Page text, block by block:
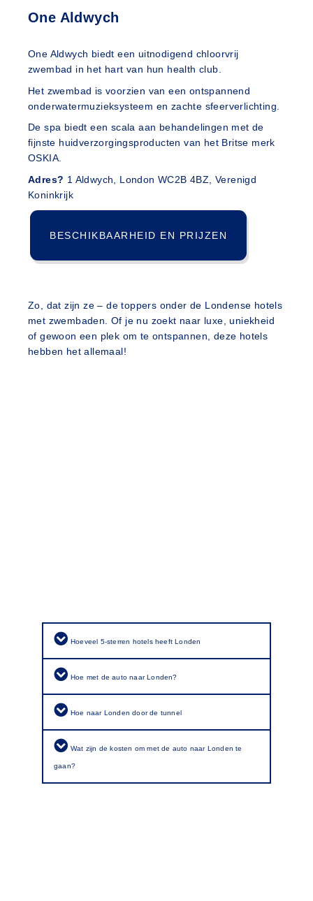
One Aldwych
One Aldwych biedt een uitnodigend chloorvrij
zwembad in het hart van hun health club.
Het zwembad is voorzien van een ontspannend
onderwatermuzieksysteem en zachte sfeerverlichting.
De spa biedt een scala aan behandelingen met de
fijnste huidverzorgingsproducten van het Britse merk
OSKIA.
Adres? 1 Aldwych, London WC2B 4BZ, Verenigd
Koninkrijk
BESCHIKBAARHEID EN PRIJZEN
Zo, dat zijn ze – de toppers onder de Londense hotels
met zwembaden. Of je nu zoekt naar luxe, uniekheid
of gewoon een plek om te ontspannen, deze hotels
hebben het allemaal!
Hoeveel 5-sterren hotels heeft Londen
Hoe met de auto naar Londen?
Hoe naar Londen door de tunnel
Wat zijn de kosten om met de auto naar Londen te
gaan?